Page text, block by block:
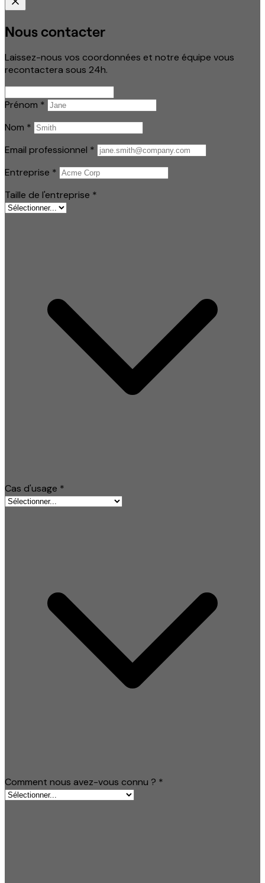
Nous contacter
Laissez-nous vos coordonnées et notre équipe vous
recontactera sous 24h.
Prénom *
Nom *
Email professionnel *
Entreprise *
Taille de l'entreprise *
Cas d'usage *
Comment nous avez-vous connu ? *